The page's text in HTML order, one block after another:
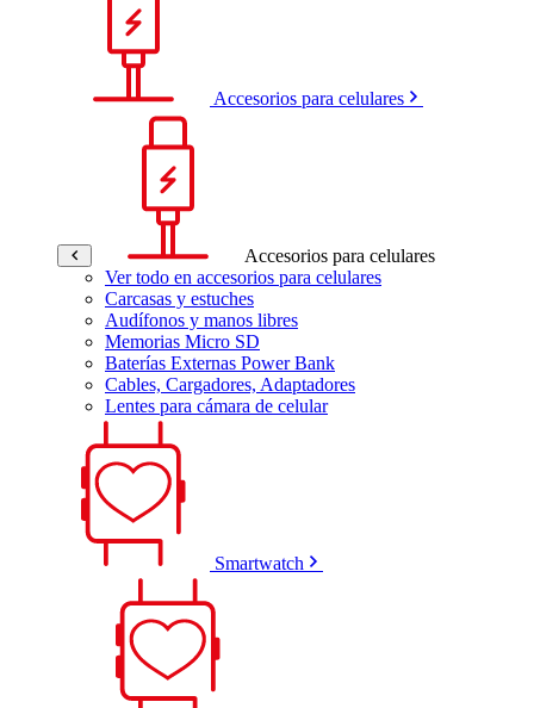
Accesorios para celulares
Accesorios para celulares
Ver todo en accesorios para celulares
Carcasas y estuches
Audífonos y manos libres
Memorias Micro SD
Baterías Externas Power Bank
Cables, Cargadores, Adaptadores
Lentes para cámara de celular
Smartwatch